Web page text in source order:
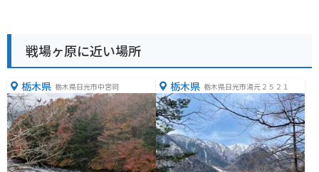
戦場ヶ原に近い場所
栃木県 栃木県日光市中宮祠 栃木県 栃木県日光市湯元２５２１